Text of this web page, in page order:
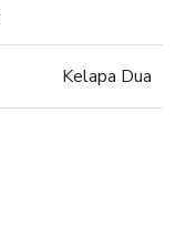
Kelapa Dua